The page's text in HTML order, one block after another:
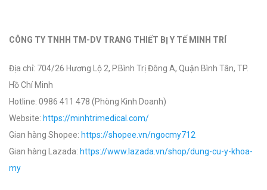
CÔNG TY TNHH TM-DV TRANG THIẾT BỊ Y TẾ MINH TRÍ
Địa chỉ: 704/26 Hương Lộ 2, P.Bình Trị Đông A, Quận Bình Tân, TP.
Hồ Chí Minh
Hotline: 0986 411 478 (Phòng Kinh Doanh)
Website: https://minhtrimedical.com/
Gian hàng Shopee: https://shopee.vn/ngocmy712
Gian hàng Lazada: https://www.lazada.vn/shop/dung-cu-y-khoa-
my